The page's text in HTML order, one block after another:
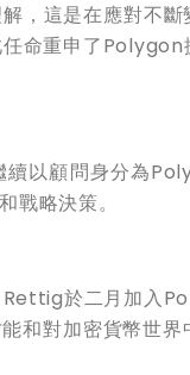
，這是在應對不斷
命重申了Polygon
以顧問身分為
戰略決策。
於二月加入
和對加密貨幣世